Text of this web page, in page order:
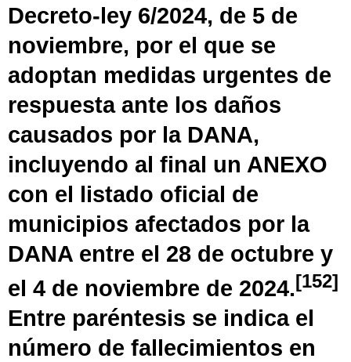
Decreto-ley 6/2024, de 5 de
noviembre, por el que se
adoptan medidas urgentes de
respuesta ante los daños
causados por la DANA,
incluyendo al final un ANEXO
con el listado oficial de
municipios afectados por la
DANA entre el 28 de octubre y
el 4 de noviembre de 2024.[152]
Entre paréntesis se indica el
número de fallecimientos en